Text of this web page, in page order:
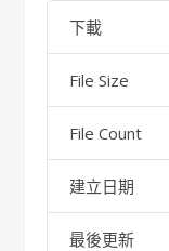
下載
File Size
File Count
建立日期
最後更新